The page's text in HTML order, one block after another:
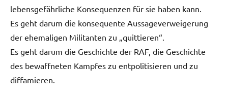
lebensgefährliche Konsequenzen für sie haben kann.
Es geht darum die konsequente Aussageverweigerung
der ehemaligen Militanten zu „quittieren“.
Es geht darum die Geschichte der RAF, die Geschichte
des bewaffneten Kampfes zu entpolitisieren und zu
diffamieren.